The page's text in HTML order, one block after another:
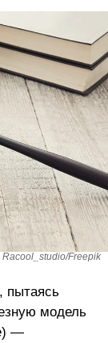
Freepik
пытаясь
модель
—